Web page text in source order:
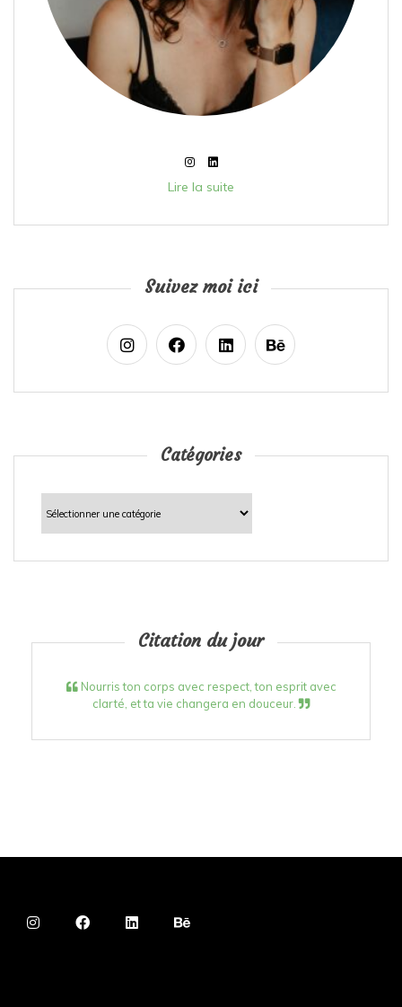
Lire la suite
Suivez moi ici
Catégories
Catégories
Citation du jour
Nourris ton corps avec respect, ton esprit avec
clarté, et ta vie changera en douceur.